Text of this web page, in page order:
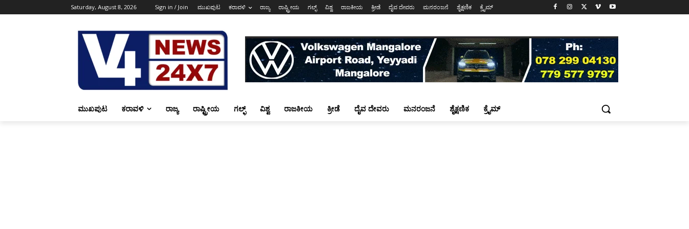
Saturday, August 8, 2026 Sign in / Join ಮುಖಪುಟ ಕರಾವಳಿ ರಾಜ್ಯ ರಾಷ್ಟ್ರೀಯ ಗಲ್ಫ್ ವಿಶ್ವ ರಾಜಕೀಯ ಕ್ರೀಡೆ ದೈವ ದೇವರು ಮನರಂಜನೆ ಶೈಕ್ಷಣಿಕ ಕ್ರೈಮ್
ಮುಖಪುಟ ಕರಾವಳಿ ರಾಜ್ಯ ರಾಷ್ಟ್ರೀಯ ಗಲ್ಫ್ ವಿಶ್ವ ರಾಜಕೀಯ ಕ್ರೀಡೆ ದೈವ ದೇವರು ಮನರಂಜನೆ ಶೈಕ್ಷಣಿಕ ಕ್ರೈಮ್